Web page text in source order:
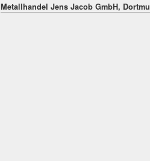
Metallhandel Jens Jacob GmbH,